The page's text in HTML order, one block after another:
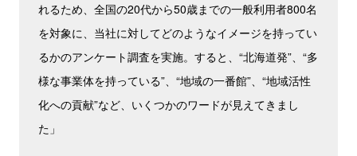
れるため、全国の20代から50歳までの一般利用者800名
を対象に、当社に対してどのようなイメージを持ってい
るかのアンケート調査を実施。すると、“北海道発”、“多
様な事業体を持っている”、“地域の一番館”、“地域活性
化への貢献”など、いくつかのワードが見えてきまし
た」